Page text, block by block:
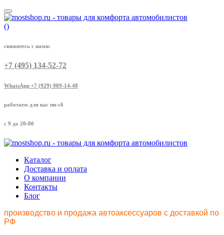
()
свяжитесь с нами:
+7 (495) 134-52-72
WhatsApp +7 (929) 989-14-48
работаем для вас пн-сб
с 9 до 20:00
Каталог
Доставка и оплата
О компании
Контакты
Блог
производство и продажа автоаксессуаров с доставкой по
РФ